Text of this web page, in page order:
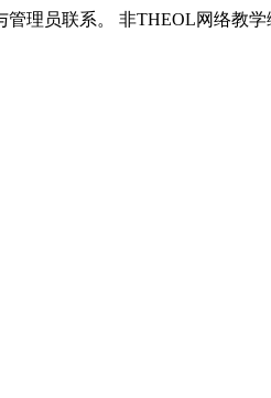
理员联系。 非THEOL网络教